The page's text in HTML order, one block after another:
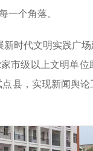
一个角落。
时代文明实践广
市级以上文明单位
县，实现新闻舆